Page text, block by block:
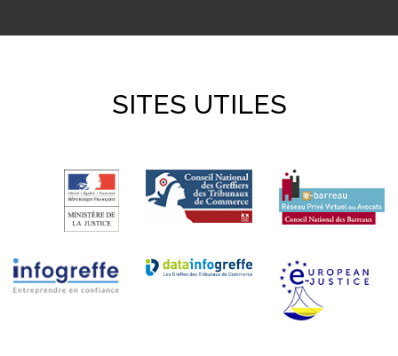
SITES UTILES